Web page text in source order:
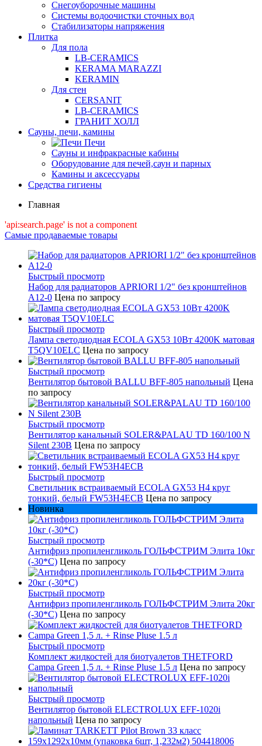
Снегоуборочные машины
Системы водоочистки сточных вод
Стабилизаторы напряжения
Плитка
Для пола
LB-CERAMICS
KERAMA MARAZZI
KERAMIN
Для стен
CERSANIT
LB-CERAMICS
ГРАНИТ ХОЛЛ
Сауны, печи, камины
Печи
Сауны и инфракрасные кабины
Оборудование для печей,саун и парных
Камины и аксессуары
Средства гигиены
Главная
'api:search.page' is not a component
Самые продаваемые товары
Быстрый просмотр
Набор для радиаторов APRIORI 1/2" без кронштейнов
A12-0 Цена по запросу
Быстрый просмотр
Лампа светодиодная ECOLA GX53 10Вт 4200K матовая
T5QV10ELC Цена по запросу
Быстрый просмотр
Вентилятор бытовой BALLU BFF-805 напольный Цена
по запросу
Быстрый просмотр
Вентилятор канальный SOLER&PALAU TD 160/100 N
Silent 230В Цена по запросу
Быстрый просмотр
Светильник встраиваемый ECOLA GX53 H4 круг
тонкий, белый FW53H4ECB Цена по запросу
Новинка
Быстрый просмотр
Антифриз пропиленгликоль ГОЛЬФСТРИМ Элита 10кг
(-30*С) Цена по запросу
Быстрый просмотр
Антифриз пропиленгликоль ГОЛЬФСТРИМ Элита 20кг
(-30*С) Цена по запросу
Быстрый просмотр
Комплект жидкостей для биотуалетов THETFORD
Campa Green 1,5 л. + Rinse Pluse 1.5 л Цена по запросу
Быстрый просмотр
Вентилятор бытовой ELECTROLUX EFF-1020i
напольный Цена по запросу